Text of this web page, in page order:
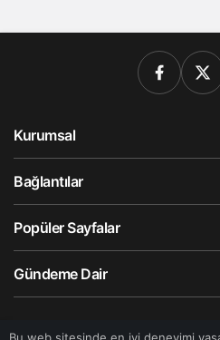
Bu web sitesinde en iyi deneyimi
Kurumsal
Bağlantılar
Popüler Sayfalar
Gündeme Dair
© Telif Hakkı 2026, Tüm Hakları